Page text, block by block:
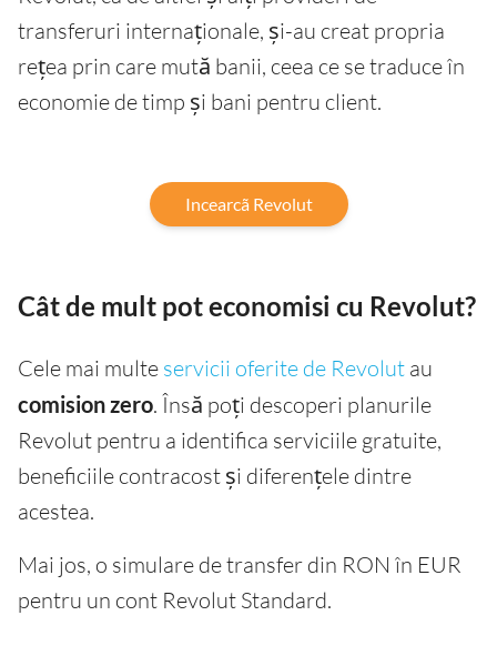
transferuri internaționale, și-au creat propria
rețea prin care mută banii, ceea ce se traduce în
economie de timp și bani pentru client.
Incearcã Revolut
Cât de mult pot economisi cu Revolut?
Cele mai multe servicii oferite de Revolut au
comision zero. Însă poți descoperi planurile
Revolut pentru a identifica serviciile gratuite,
beneficiile contracost și diferențele dintre
acestea.
Mai jos, o simulare de transfer din RON în EUR
pentru un cont Revolut Standard.